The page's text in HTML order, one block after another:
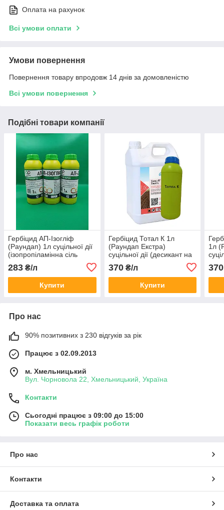
Оплата на рахунок
Всі умови оплати
Умови повернення
Повернення товару впродовж 14 днів за домовленістю
Всі умови повернення
Подібні товари компанії
Гербіцид АП-Ізогліф
(Раундап) 1л суцільної дії
(ізопропіламінна сіль
283 ₴/л
Купити
Гербіцид Тотал К 1л
(Раундап Екстра)
суцільної дії (десикант на
соняшнику) (калійна сіль
гліфосату)
370₴/л
Купити
1л
370
Про нас
90% позитивних з 230 відгуків за рік
Працює з 02.09.2013
м. Хмельницький
Вул. Чорновола 22, Хмельницький, Україна
Контакти
Сьогодні працює з 09:00 до 15:00
Показати весь графік роботи
Про нас
Контакти
Доставка та оплата